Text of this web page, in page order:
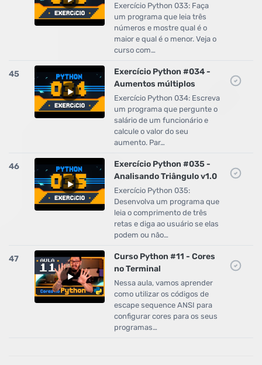
Exercício Python 033: Faça
um programa que leia três
números e mostre qual é o
maior e qual é o menor. Veja o
curso com…
45
Exercício Python #034 -
Aumentos múltiplos
Exercício Python 034: Escreva
um programa que pergunte o
salário de um funcionário e
calcule o valor do seu
aumento. Par…
46
Exercício Python #035 -
Analisando Triângulo v1.0
Exercício Python 035:
Desenvolva um programa que
leia o comprimento de três
retas e diga ao usuário se elas
podem ou não…
47
Curso Python #11 - Cores
no Terminal
Nessa aula, vamos aprender
como utilizar os códigos de
escape sequence ANSI para
configurar cores para os seus
programas…